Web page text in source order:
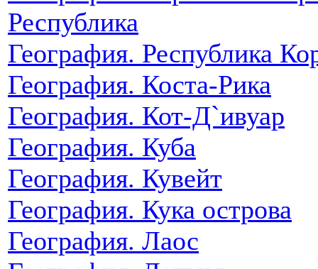
Республика
География. Республика
География. Коста-Рика
География. Кот-Д`ивуар
География. Куба
География. Кувейт
География. Кука острова
География. Лаос